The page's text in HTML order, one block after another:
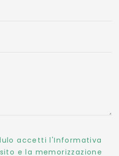
accetti l'Informativa
e la memorizzazione